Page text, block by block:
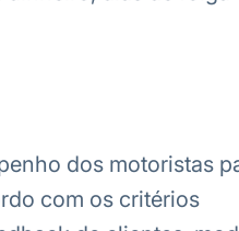
dos motoristas
com os critérios